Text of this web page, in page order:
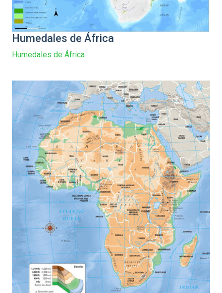
Humedales de África
Humedales de África